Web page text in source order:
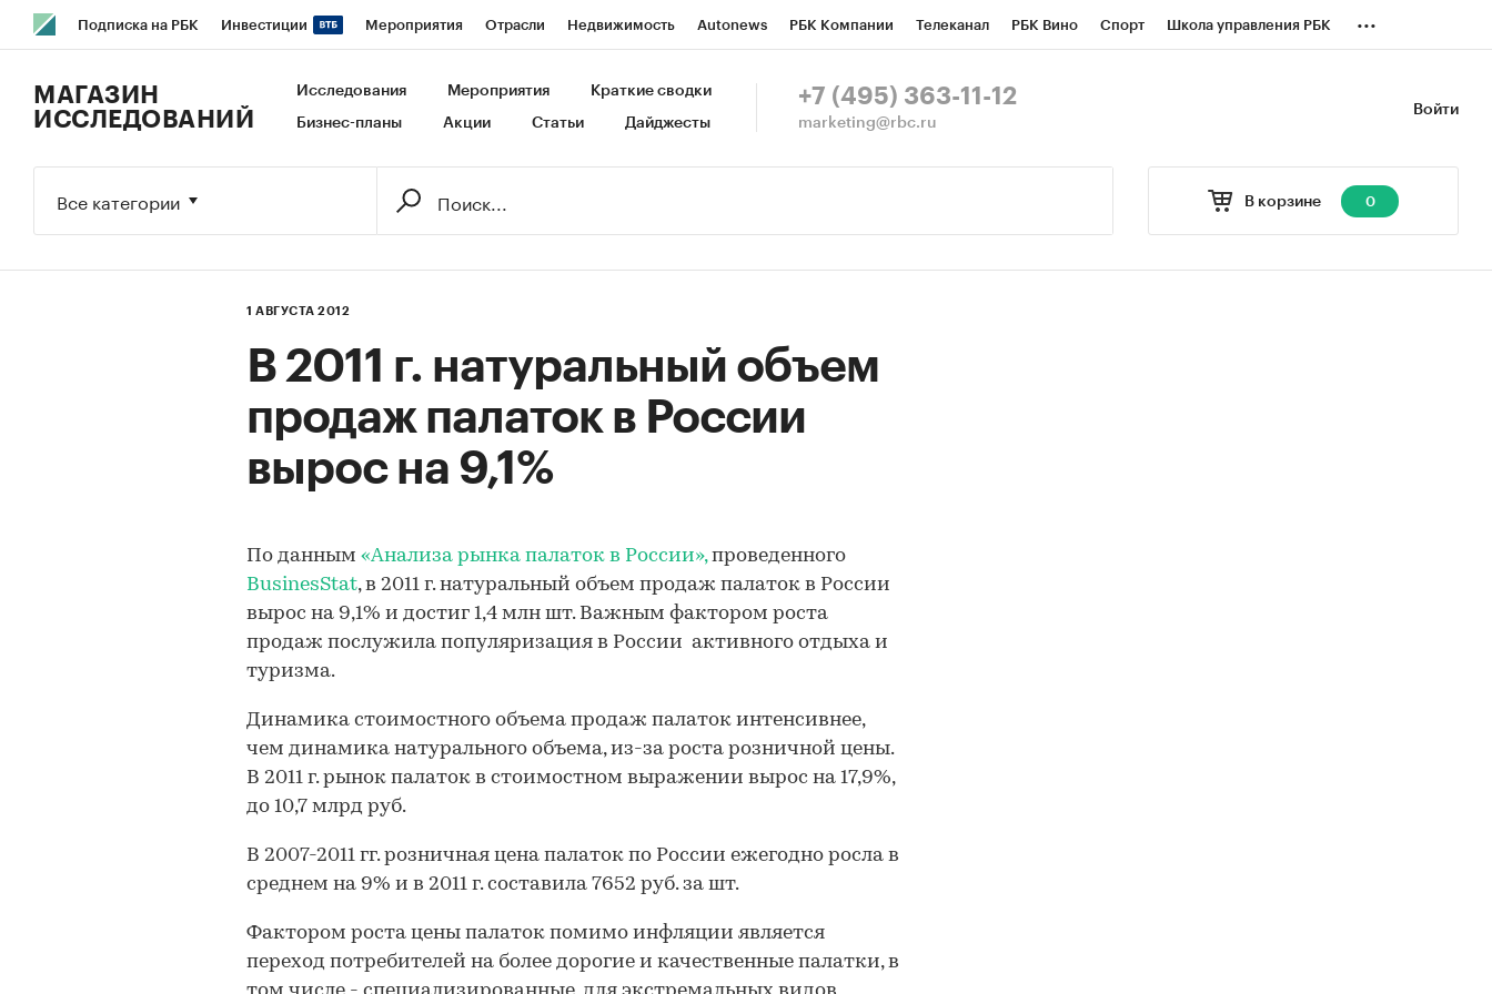
Подписка на РБК Инвестиции Мероприятия Отрасли Недвижимость Autonews РБК Компании Телеканал РБК Вино Спорт Школа управления РБК
Исследования Кредитные рейтинги Франшизы Газета Спецпроекты СПб Конференции СПб Спецпроекты
...
Войти
МАГАЗИН
ИССЛЕДОВАНИЙ
Исследования Мероприятия Краткие сводки
Бизнес-планы Акции Статьи Дайджесты
+7 (495) 363-11-12
marketing@rbc.ru
В корзине 0
Все категории
1 АВГУСТА 2012
В 2011 г. натуральный объем
продаж палаток в России
вырос на 9,1%
По данным «Анализа рынка палаток в России»,проведенного
BusinesStat, в 2011 г. натуральный объем продаж палаток в России
вырос на 9,1% и достиг 1,4 млн шт. Важным фактором роста
продаж послужила популяризация в России активного отдыха и
туризма.
Динамика стоимостного объема продаж палаток интенсивнее,
чем динамика натурального объема, из-за роста розничной цены.
В 2011 г. рынок палаток в стоимостном выражении вырос на 17,9%,
до 10,7 млрд руб.
В 2007-2011 гг. розничная цена палаток по России ежегодно росла в
среднем на 9% и в 2011 г. составила 7652 руб. за шт.
Фактором роста цены палаток помимо инфляции является
переход потребителей на более дорогие и качественные палатки, в